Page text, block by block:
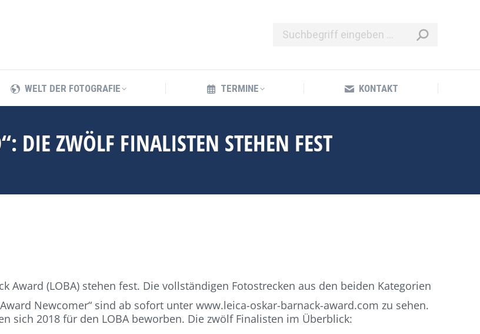
WELT DER FOTOGRAFIE TERMINE KONTAKT
DIE ZWÖLF FINALISTEN STEHEN FEST
Award (LOBA) stehen fest. Die vollständigen Fotostrecken aus den beiden Kategorien
Newcomer“ sind ab sofort unter www.leica-oskar-barnack-award.com zu sehen.
sich 2018 für den LOBA beworben. Die zwölf Finalisten im Überblick: